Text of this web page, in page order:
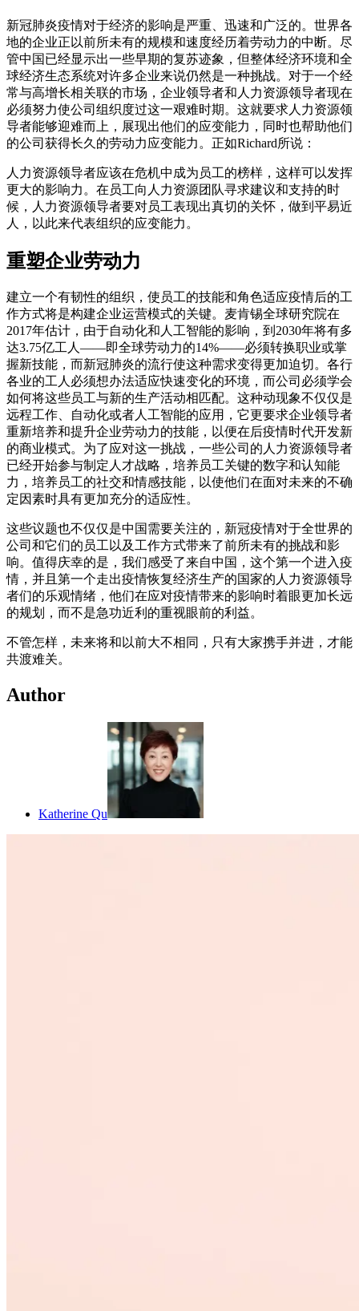
新冠肺炎疫情对于经济的影响是严重、迅速和广泛的。世界各
地的企业正以前所未有的规模和速度经历着劳动力的中断。尽
管中国已经显示出一些早期的复苏迹象，但整体经济环境和全
球经济生态系统对许多企业来说仍然是一种挑战。对于一个经
常与高增长相关联的市场，企业领导者和人力资源领导者现在
必须努力使公司组织度过这一艰难时期。这就要求人力资源领
导者能够迎难而上，展现出他们的应变能力，同时也帮助他们
的公司获得长久的劳动力应变能力。正如Richard所说：
人力资源领导者应该在危机中成为员工的榜样，这样可以发挥
更大的影响力。在员工向人力资源团队寻求建议和支持的时
候，人力资源领导者要对员工表现出真切的关怀，做到平易近
人，以此来代表组织的应变能力。
重塑企业劳动力
建立一个有韧性的组织，使员工的技能和角色适应疫情后的工
作方式将是构建企业运营模式的关键。麦肯锡全球研究院在
2017年估计，由于自动化和人工智能的影响，到2030年将有多
达3.75亿工人——即全球劳动力的14%——必须转换职业或掌
握新技能，而新冠肺炎的流行使这种需求变得更加迫切。各行
各业的工人必须想办法适应快速变化的环境，而公司必须学会
如何将这些员工与新的生产活动相匹配。这种动现象不仅仅是
远程工作、自动化或者人工智能的应用，它更要求企业领导者
重新培养和提升企业劳动力的技能，以便在后疫情时代开发新
的商业模式。为了应对这一挑战，一些公司的人力资源领导者
已经开始参与制定人才战略，培养员工关键的数字和认知能
力，培养员工的社交和情感技能，以使他们在面对未来的不确
定因素时具有更加充分的适应性。
这些议题也不仅仅是中国需要关注的，新冠疫情对于全世界的
公司和它们的员工以及工作方式带来了前所未有的挑战和影
响。值得庆幸的是，我们感受了来自中国，这个第一个进入疫
情，并且第一个走出疫情恢复经济生产的国家的人力资源领导
者们的乐观情绪，他们在应对疫情带来的影响时着眼更加长远
的规划，而不是急功近利的重视眼前的利益。
不管怎样，未来将和以前大不相同，只有大家携手并进，才能
共渡难关。
Author
Katherine Qu